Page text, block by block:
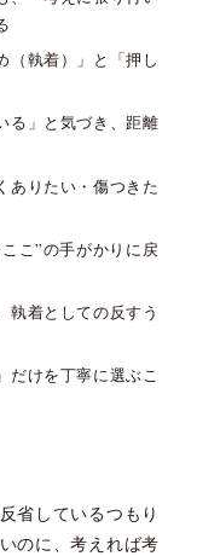
（執着）」と「押し
る」と気づき、距離
ありたい・傷つきた
こ”の手がかりに戻
執着としての反すう
だけを丁寧に選ぶこ
省しているつもり
のに、考えれば考